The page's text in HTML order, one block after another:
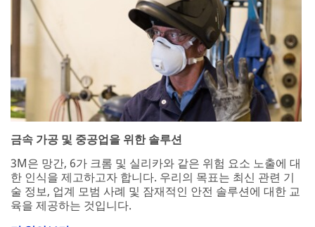
금속 가공 및 중공업을 위한 솔루션
3M은 망간, 6가 크롬 및 실리카와 같은 위험 요소 노출에 대
한 인식을 제고하고자 합니다. 우리의 목표는 최신 관련 기
술 정보, 업계 모범 사례 및 잠재적인 안전 솔루션에 대한 교
육을 제공하는 것입니다.